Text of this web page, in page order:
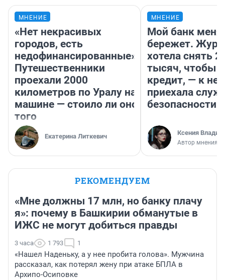
МНЕНИЕ
«Нет некрасивых
городов, есть
недофинансированные».
Путешественники
проехали 2000
километров по Уралу на
машине — стоило ли оно
того
Екатерина Литкевич
МНЕНИЕ
Мой банк меня
бережет.
хотела снять
тысяч, чтобы
кредит, — к
приехала
безопасности
Ксения
Автор мнения
РЕКОМЕНДУЕМ
«Мне должны 17 млн, но банку плачу
я»: почему в Башкирии обманутые в
ИЖС не могут добиться правды
3 часа 1 793 1
«Нашел Наденьку, а у нее пробита голова». Мужчина
рассказал, как потерял жену при атаке БПЛА в
Архипо-Осиповке